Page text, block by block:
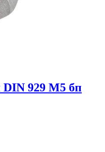
DIN 929 М5 бп